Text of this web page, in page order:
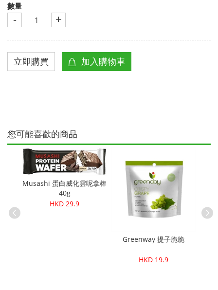
數量
- +
您可能喜歡的商品
Musashi 蛋白威化雲呢拿棒
40g
HKD 29.9
Greenway 提子脆脆
HKD 19.9